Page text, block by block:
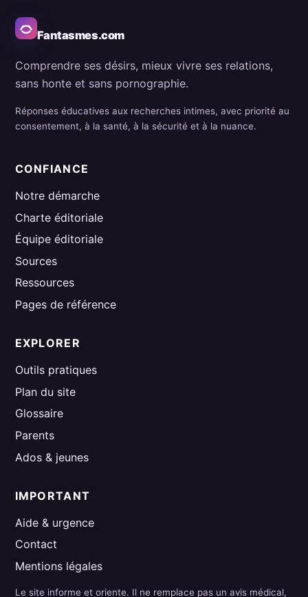
Fantasmes.com
Comprendre ses désirs, mieux vivre ses relations,
sans honte et sans pornographie.
Réponses éducatives aux recherches intimes, avec priorité au
consentement, à la santé, à la sécurité et à la nuance.
CONFIANCE
Notre démarche
Charte éditoriale
Équipe éditoriale
Sources
Ressources
Pages de référence
EXPLORER
Outils pratiques
Plan du site
Glossaire
Parents
Ados & jeunes
IMPORTANT
Aide & urgence
Contact
Mentions légales
Le site informe et oriente. Il ne remplace pas un avis médical,